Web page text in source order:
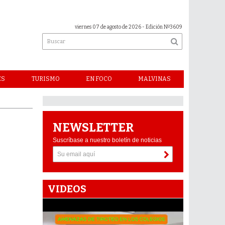
viernes 07 de agosto de 2026 - Edición Nº3609
TURISMO EN FOCO MALVINAS
NEWSLETTER
Suscríbase a nuestro boletín de noticias
VIDEOS